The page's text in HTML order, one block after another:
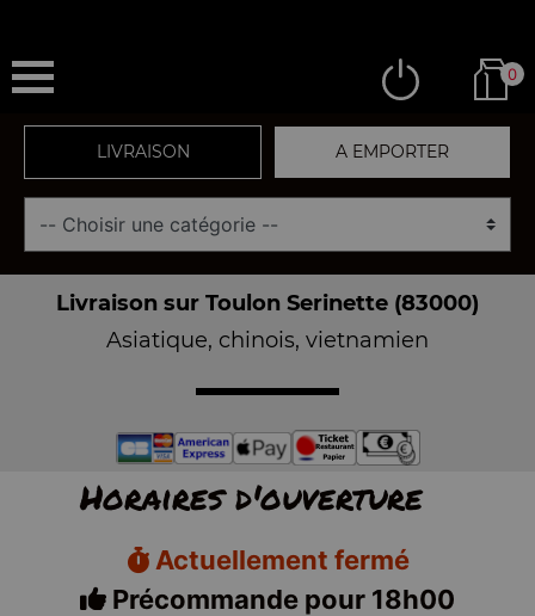
0
LIVRAISON A EMPORTER
Livraison sur Toulon Serinette (83000)
Asiatique, chinois, vietnamien
Horaires d'ouverture
Actuellement fermé
Précommande pour 18h00